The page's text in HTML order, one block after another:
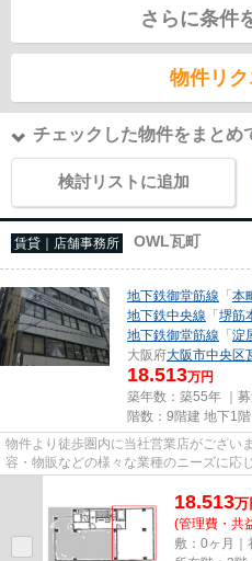
さらに条件
物件リク
チェックした物件をまとめ
検討リストに追加
賃貸｜店舗事務所 OWL瓦町
地下鉄御堂筋線 「本
地下鉄中央線 「堺筋
地下鉄御堂筋線 「淀
大阪府大阪市中央区
18.513万円
築年数：築55年 ｜募
階数：9階建 地下1階
物件より徒歩圏内に当社営業店がござい
容・物販などの様々な業種のニーズに応
尚、弊社ではおとり広告は一切...
18.513万
(管理費・共
敷：0ヶ月｜